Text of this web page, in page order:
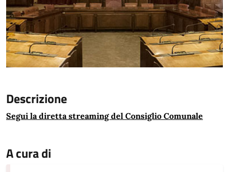
Descrizione
Segui la diretta streaming del Consiglio Comunale
A cura di